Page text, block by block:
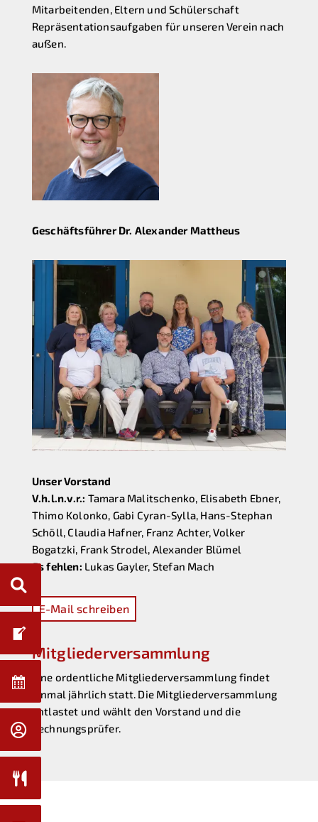
Mitarbeitenden, Eltern und Schülerschaft
Repräsentationsaufgaben für unseren Verein nach
außen.
Geschäftsführer Dr. Alexander Mattheus
Unser Vorstand
V.h.l.n.v.r.: Tamara Malitschenko, Elisabeth Ebner,
Thimo Kolonko, Gabi Cyran-Sylla, Hans-Stephan
Schöll, Claudia Hafner, Franz Achter, Volker
Bogatzki, Frank Strodel, Alexander Blümel
Es fehlen: Lukas Gayler, Stefan Mach
E-Mail schreiben
Mitgliederversammlung
Eine ordentliche Mitgliederversammlung findet
einmal jährlich statt. Die Mitgliederversammlung
entlastet und wählt den Vorstand und die
Rechnungsprüfer.